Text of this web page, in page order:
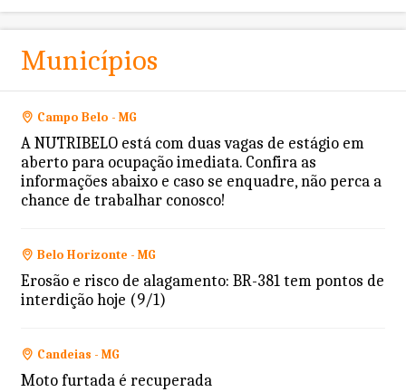
Municípios
Campo Belo - MG
A NUTRIBELO está com duas vagas de estágio em
aberto para ocupação imediata. Confira as
informações abaixo e caso se enquadre, não perca a
chance de trabalhar conosco!
Belo Horizonte - MG
Erosão e risco de alagamento: BR-381 tem pontos de
interdição hoje (9/1)
Candeias - MG
Moto furtada é recuperada